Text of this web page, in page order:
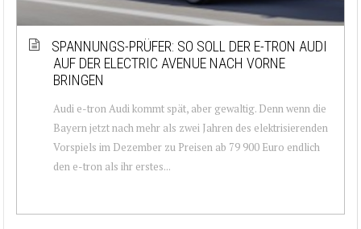
SPANNUNGS-PRÜFER: SO SOLL DER E-TRON AUDI
AUF DER ELECTRIC AVENUE NACH VORNE
BRINGEN
Audi e-tron Audi kommt spät, aber gewaltig. Denn wenn die
Bayern jetzt nach mehr als zwei Jahren des elektrisierenden
Vorspiels im Dezember zu Preisen ab 79 900 Euro endlich
den e-tron als ihr erstes...